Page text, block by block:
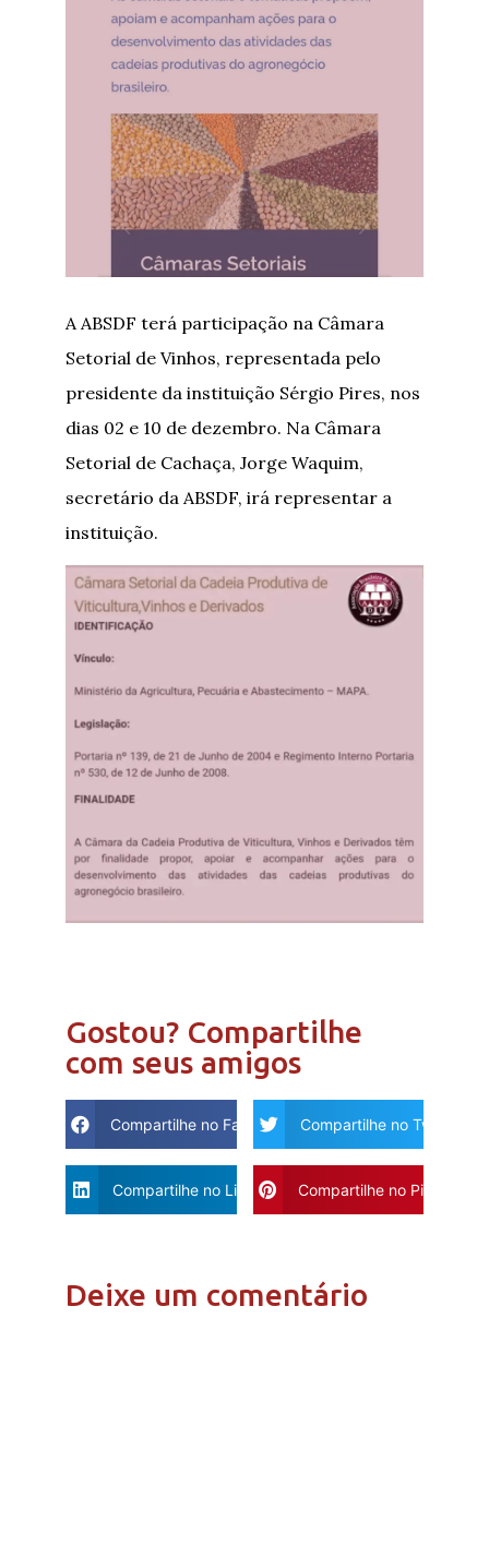
A ABSDF terá participação na Câmara
Setorial de Vinhos, representada pelo
presidente da instituição Sérgio Pires, nos
dias 02 e 10 de dezembro. Na Câmara
Setorial de Cachaça, Jorge Waquim,
secretário da ABSDF, irá representar a
instituição.
Gostou? Compartilhe
com seus amigos
Compartilhe no Facebook Compartilhe no Twitter
Compartilhe no Linkdin Compartilhe no Pinterest
Deixe um comentário